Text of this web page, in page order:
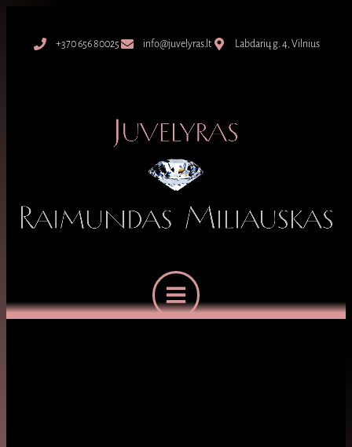
+370 656 80025 info@juvelyras.lt Labdarių g. 4, Vilnius